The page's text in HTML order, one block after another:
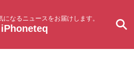
なるニュースをお届けします。
iPhoneteq